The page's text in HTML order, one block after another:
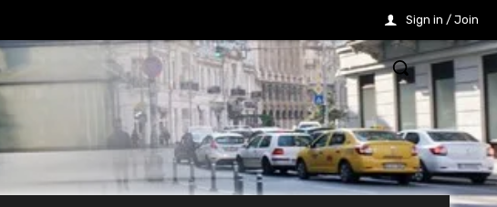
Sign in / Join